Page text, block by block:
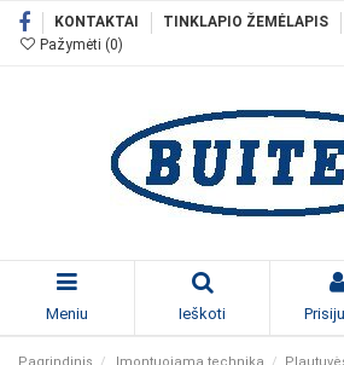
KONTAKTAI TINKLAPIO ŽEMĖLAPIS
Pažymėti (0)
Meniu Ieškoti